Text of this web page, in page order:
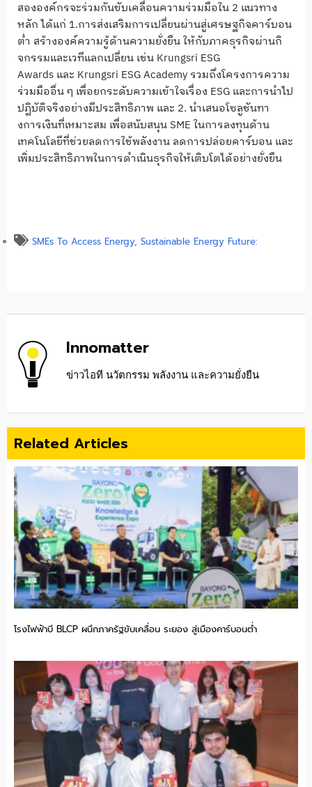
สององค์กรจะร่วมกันขับเคลื่อนความร่วมมือใน 2 แนวทาง
หลัก ได้แก่ 1.การส่งเสริมการเปลี่ยนผ่านสู่เศรษฐกิจคาร์บอน
ต่ำ สร้างองค์ความรู้ด้านความยั่งยืน ให้กับภาคธุรกิจผ่านกิ
จกรรมและเวทีแลกเปลี่ยน เช่น Krungsri ESG
Awards และ Krungsri ESG Academy รวมถึงโครงการความ
ร่วมมืออื่น ๆ เพื่อยกระดับความเข้าใจเรื่อง ESG และการนำไป
ปฏิบัติจริงอย่างมีประสิทธิภาพ และ 2. นำเสนอโซลูชันทา
งการเงินที่เหมาะสม เพื่อสนับสนุนSME ในการลงทุนด้าน
เทคโนโลยีที่ช่วยลดการใช้พลังงาน ลดการปล่อยคาร์บอน และ
เพิ่มประสิทธิภาพในการดำเนินธุรกิจให้เติบโตได้อย่างยั่งยืน
SMEs To Access Energy, Sustainable Energy Future:
Innomatter
ข่าวไอที นวัตกรรม พลังงาน และความยั่งยืน
Related Articles
โรงไฟฟ้าบี BLCP ผนึกภาครัฐขับเคลื่อน ระยอง สู่เมืองคาร์บอนต่ำ